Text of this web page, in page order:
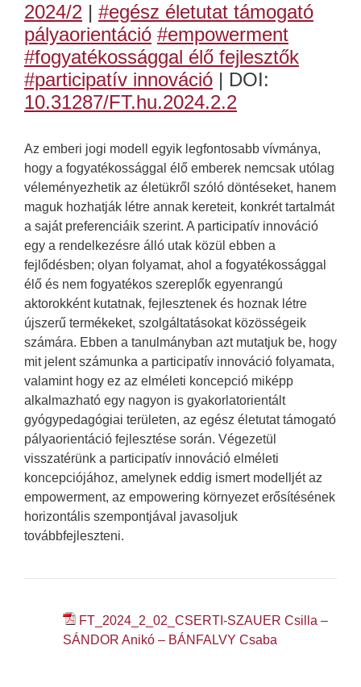
2024/2 | #egész életutat támogató
pályaorientáció #empowerment
#fogyatékossággal élő fejlesztők
#participatív innováció | DOI:
10.31287/FT.hu.2024.2.2
Az emberi jogi modell egyik legfontosabb vívmánya,
hogy a fogyatékossággal élő emberek nemcsak utólag
véleményezhetik az életükről szóló döntéseket, hanem
maguk hozhatják létre annak kereteit, konkrét tartalmát
a saját preferenciáik szerint. A participatív innováció
egy a rendelkezésre álló utak közül ebben a
fejlődésben; olyan folyamat, ahol a fogyatékossággal
élő és nem fogyatékos szereplők egyenrangú
aktorokként kutatnak, fejlesztenek és hoznak létre
újszerű termékeket, szolgáltatásokat közösségeik
számára. Ebben a tanulmányban azt mutatjuk be, hogy
mit jelent számunka a participatív innováció folyamata,
valamint hogy ez az elméleti koncepció miképp
alkalmazható egy nagyon is gyakorlatorientált
gyógypedagógiai területen, az egész életutat támogató
pályaorientáció fejlesztése során. Végezetül
visszatérünk a participatív innováció elméleti
koncepciójához, amelynek eddig ismert modelljét az
empowerment, az empowering környezet erősítésének
horizontális szempontjával javasoljuk
továbbfejleszteni.
FT_2024_2_02_CSERTI-SZAUER Csilla –
SÁNDOR Anikó – BÁNFALVY Csaba